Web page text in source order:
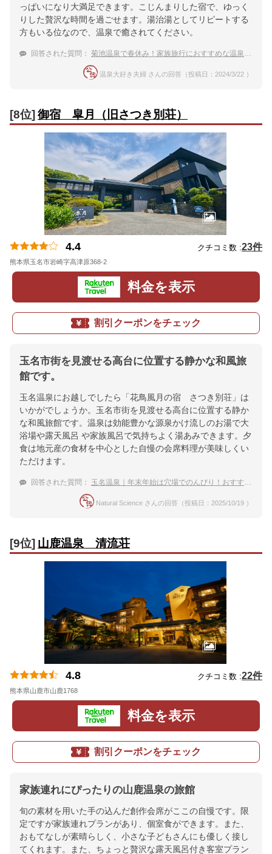
っぱいになり大満足できます。こじんまりした宿で、ゆっく
りした贅沢な時間を過ごせます。湯治湯としてリピートする
方もいる位なので、温泉で癒されてください。
回答された質問： 菊池温泉で春休み！家族旅行におすすめな温泉宿は？
温泉大好き夫婦 さんの回答（投稿日：2024/3/22 ）
[8位] 御宿 皐月（旧さつき別荘）
4.4 クチコミ数 :23件
熊本県玉名市岩崎字高津原368-2
料金を表示
割引クーポンをチェック
玉名市街を見渡せる高台に位置する静かな和風旅
館です。
玉名温泉にお越しでしたら「花鳥風月の宿 さつき別荘」は
いかがでしょうか。玉名市街を見渡せる高台に位置する静か
な和風旅館です。温泉は効能豊かな源泉かけ流しのお湯で大
浴場や露天風呂 や家族風呂で気持ちよく湯あみできます。夕
食は地元産の食材を中心とした自慢の会席料理が美味しくい
ただけます。
回答された質問： 玉名温泉｜年末年始は穴場でのんびり！おすすめの宿は？
Natural Science さんの回答（投稿日：2025/10/19 ）
[9位] 山鹿温泉 清流荘
4.8 クチコミ数 :22件
熊本県山鹿市山鹿1768
料金を表示
割引クーポンをチェック
家族連れにぴったりの山鹿温泉の旅館
旬の素材を用いた手の込んだ創作会席がここの自慢です。限
定ですが家族連れプランがあり、個室食ができます。また、
おもてなしが素晴らしく、小さな子どもさんにも優しく接し
てくれます。また、ちょっと贅沢な露天風呂付き客室プラン